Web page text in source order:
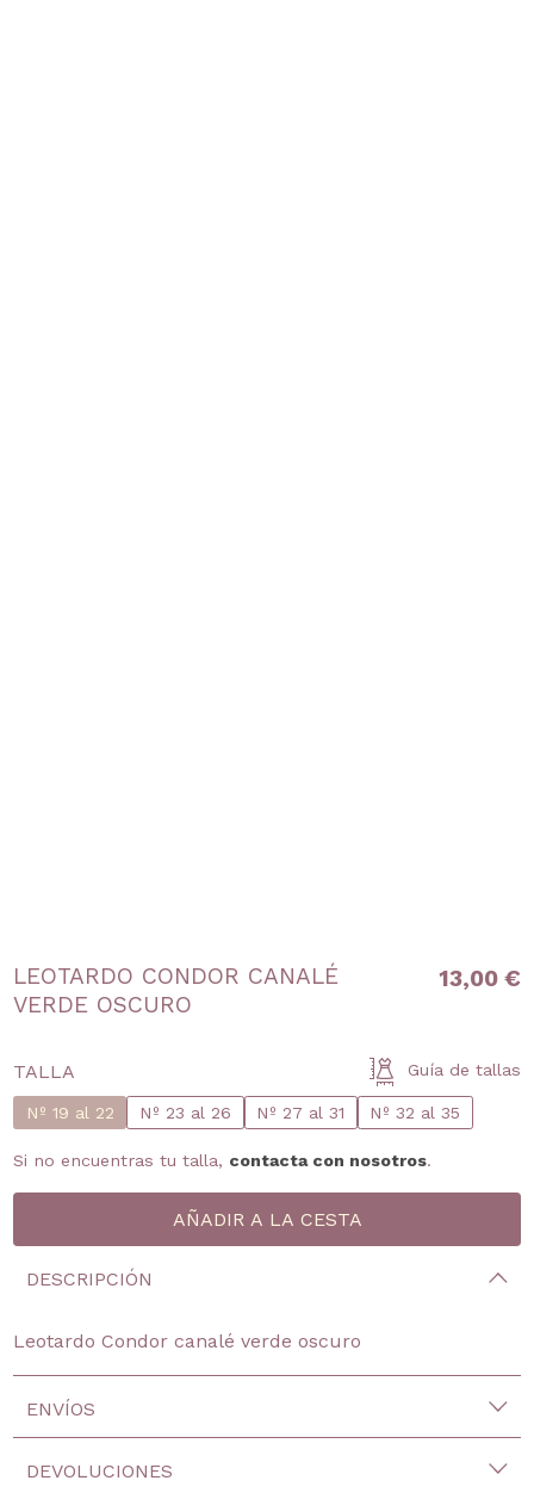
LEOTARDO CONDOR CANALÉ
VERDE OSCURO
13,00 €
TALLA Guía de tallas
Nº 19 al 22 Nº 23 al 26 Nº 27 al 31 Nº 32 al 35
Si no encuentras tu talla, contacta con nosotros.
DESCRIPCIÓN
Leotardo Condor canalé verde oscuro
ENVÍOS
DEVOLUCIONES